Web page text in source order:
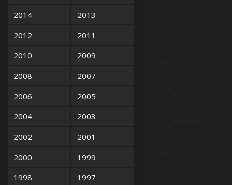
2014
2013
2012
2011
2010
2009
2008
2007
2006
2005
2004
2003
2002
2001
2000
1999
1998
1997